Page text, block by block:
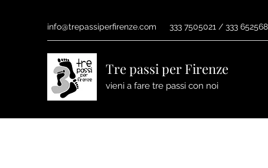
info@trepassiperfirenze.com 333 7505021 / 333
Tre passi per Firenze
vieni a fare tre passi con noi